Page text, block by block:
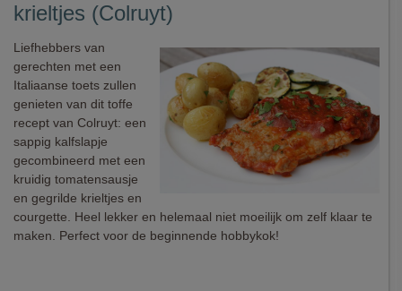
krieltjes (Colruyt)
Liefhebbers van
gerechten met een
Italiaanse toets zullen
genieten van dit toffe
recept van Colruyt: een
sappig kalfslapje
gecombineerd met een
kruidig tomatensausje
en gegrilde krieltjes en
courgette. Heel lekker en helemaal niet moeilijk om zelf klaar te
maken. Perfect voor de beginnende hobbykok!